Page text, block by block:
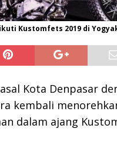
Kustomfets 2019 di
Kota Denpasar
kembali
dalam ajang